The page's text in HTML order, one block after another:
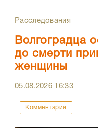
Расследования
Волгоградца
до смерти
женщины
05.08.2026 16:33
Комментарии